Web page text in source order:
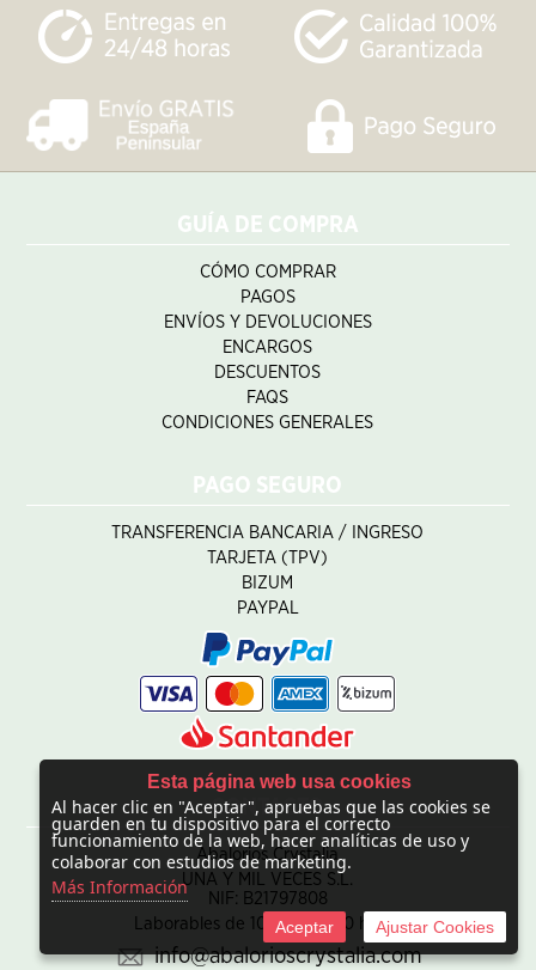
GUÍA DE COMPRA
CÓMO COMPRAR
PAGOS
ENVÍOS Y DEVOLUCIONES
ENCARGOS
DESCUENTOS
FAQS
CONDICIONES GENERALES
PAGO SEGURO
TRANSFERENCIA BANCARIA / INGRESO
TARJETA (TPV)
BIZUM
PAYPAL
CONTACTO
Abalorios Crystalia
UNA Y MIL VECES S.L.
NIF: B21797808
Laborables de 10:00 - 20:00 horas
info@abalorioscrystalia.com
Esta página web usa cookies
Al hacer clic en "Aceptar", apruebas que las cookies se
guarden en tu dispositivo para el correcto
funcionamiento de la web, hacer analíticas de uso y
colaborar con estudios de marketing.
Más Información
Aceptar Ajustar Cookies